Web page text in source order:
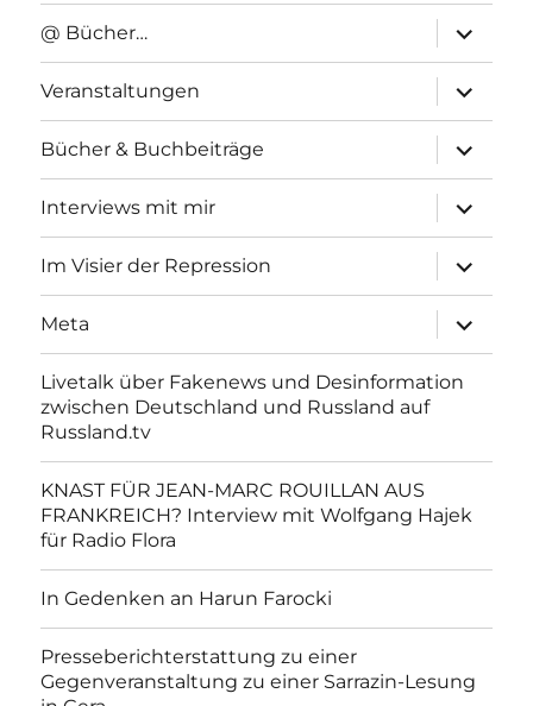
@ Bücher…
anzeigen
Veranstaltungen
anzeigen
Bücher & Buchbeiträge
anzeigen
Interviews mit mir
anzeigen
Im Visier der Repression
anzeigen
Meta
anzeigen
Livetalk über Fakenews und Desinformation
zwischen Deutschland und Russland auf
Russland.tv
KNAST FÜR JEAN-MARC ROUILLAN AUS
FRANKREICH? Interview mit Wolfgang Hajek
für Radio Flora
In Gedenken an Harun Farocki
Presseberichterstattung zu einer
Gegenveranstaltung zu einer Sarrazin-Lesung